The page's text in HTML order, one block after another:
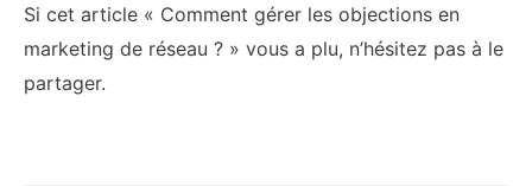
Si cet article « Comment gérer les objections en
marketing de réseau ? » vous a plu, n’hésitez pas à le
partager.